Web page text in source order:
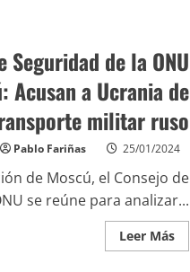
Seguridad de la ONU
Acusan a Ucrania de
militar ruso
Pablo Fariñas 25/01/2024
de Moscú, el Consejo de
se reúne para analizar...
Leer Más